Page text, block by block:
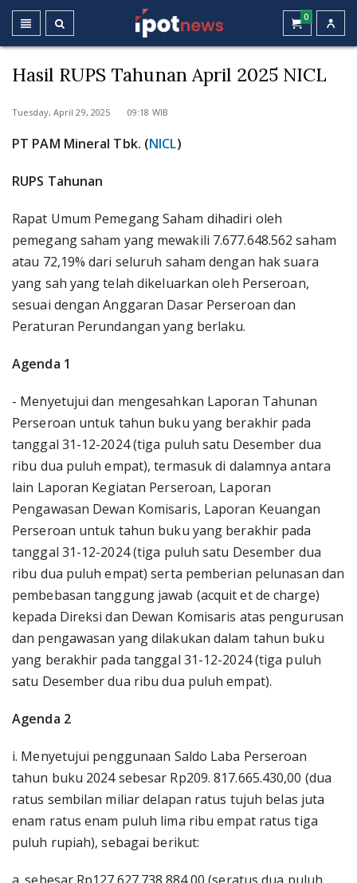
0
Hasil RUPS Tahunan April 2025 NICL
Tuesday, April 29, 2025 09:18 WIB
PT PAM Mineral Tbk. (NICL)
RUPS Tahunan
Rapat Umum Pemegang Saham dihadiri oleh
pemegang saham yang mewakili 7.677.648.562 saham
atau 72,19% dari seluruh saham dengan hak suara
yang sah yang telah dikeluarkan oleh Perseroan,
sesuai dengan Anggaran Dasar Perseroan dan
Peraturan Perundangan yang berlaku.
Agenda 1
- Menyetujui dan mengesahkan Laporan Tahunan
Perseroan untuk tahun buku yang berakhir pada
tanggal 31-12-2024 (tiga puluh satu Desember dua
ribu dua puluh empat), termasuk di dalamnya antara
lain Laporan Kegiatan Perseroan, Laporan
Pengawasan Dewan Komisaris, Laporan Keuangan
Perseroan untuk tahun buku yang berakhir pada
tanggal 31-12-2024 (tiga puluh satu Desember dua
ribu dua puluh empat) serta pemberian pelunasan dan
pembebasan tanggung jawab (acquit et de charge)
kepada Direksi dan Dewan Komisaris atas pengurusan
dan pengawasan yang dilakukan dalam tahun buku
yang berakhir pada tanggal 31-12-2024 (tiga puluh
satu Desember dua ribu dua puluh empat).
Agenda 2
i. Menyetujui penggunaan Saldo Laba Perseroan
tahun buku 2024 sebesar Rp209. 817.665.430,00 (dua
ratus sembilan miliar delapan ratus tujuh belas juta
enam ratus enam puluh lima ribu empat ratus tiga
puluh rupiah), sebagai berikut: